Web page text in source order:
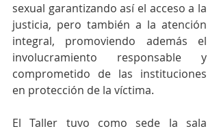
sexual garantizando así el acceso a la
justicia, pero también a la atención
integral, promoviendo además el
involucramiento responsable y
comprometido de las instituciones
en protección de la víctima.
El Taller tuvo como sede la sala